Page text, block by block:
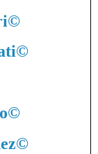
©
©
©
©